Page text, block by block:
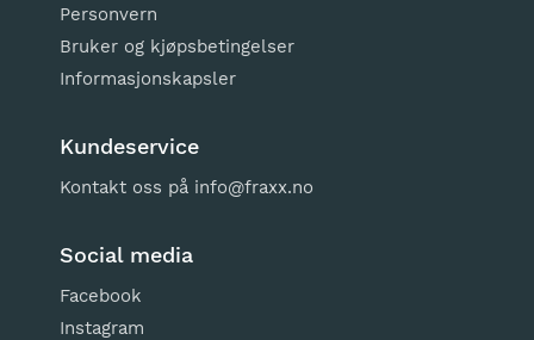
Personvern
Bruker og kjøpsbetingelser
Informasjonskapsler
Kundeservice
Kontakt oss på info@fraxx.no
Social media
Facebook
Instagram